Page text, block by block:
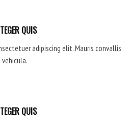
QUIS
adipiscing elit. Mauris convallis
vehicula.
QUIS